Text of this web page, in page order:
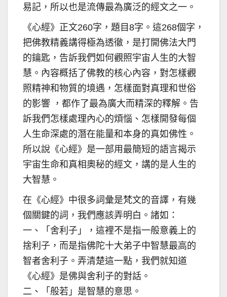
易記，所以也是流傳最為廣泛的經文之一。
《心經》正文260字，題目8字。這268個字，
把佛教精義講得極為透徹，是打開佛法大門
的鑰匙，告訴我們如何觀照宇宙人生的大智
慧。內容概括了佛教的核心內容，對怎樣觀
照精神和物質的境遇，怎樣面對真理和世俗
的影響 ，都作了最為廣大而精深的釋解。告
訴我們怎樣處理內心的煩惱、怎樣開發每個
人生命深處的潛在能量和本身的真如佛性。
所以說《心經》是一部用最簡短的語言揭示
宇宙生命和真相奧秘的經文，講的是人生的
大智慧。
在《心經》中很多詞彙是梵文的音譯，有幾
個關鍵的詞，我們應該弄明白。諸如：
一、「舍利子」，這裡不是指一般意義上的
捨利子，而是指佛陀十大弟子中智慧最高的
智者舍利子。弄清楚這一點，我們就知道
《心經》是佛與舍利子的對話。
二、「般若」是智慧的意思。